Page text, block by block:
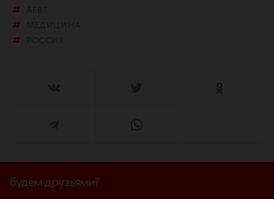
будем друзьями?